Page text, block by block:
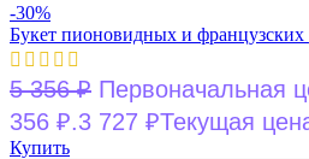
-30%
Букет пионовидных и французских
5 356₽ Первоначальная
356 ₽.3 727 ₽Текущая
Купить